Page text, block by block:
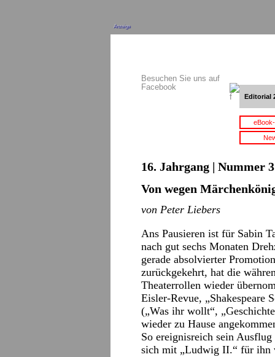
Anzeige
Besuchen Sie uns auf
Facebook
Editorial
16. Jahrgang | Nummer
Von wegen
von Peter Liebers
Ans Pausieren ist für Sabin
nach gut sechs Monaten
gerade absolvierter
zurückgekehrt, hat die
Theaterrollen wieder
Eisler-Revue, „Shakespeare
(„Was ihr wollt“,
wieder zu Hause
So ereignisreich sein
sich mit „Ludwig II.“ für ihn